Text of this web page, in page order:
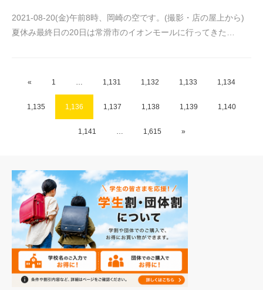
2021-08-20(金)午前8時、岡崎の空です。(撮影・店の屋上から)
夏休み最終日の20日は常滑市のイオンモールに行ってきた…
« 1 1,131 1,132 1,133 1,134
1,135 1,136 1,137 1,138 1,139 1,140
1,141 1,615 »